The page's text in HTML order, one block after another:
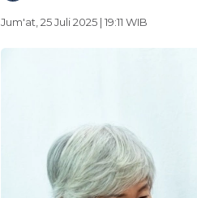
Jum'at, 25 Juli 2025 | 19:11 WIB